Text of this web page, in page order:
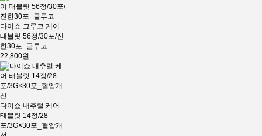
다이쇼 그루코 케어
태블릿 56정/30포/진
한30포_글루코
22,800원
다이쇼 내추럴 케어
태블릿 14정/28
포/3G×30포_혈압개